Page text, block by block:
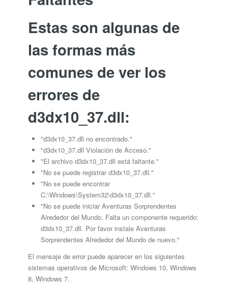
Estas son algunas de
las formas más
comunes de ver los
errores de
d3dx10_37.dll:
"d3dx10_37.dll no encontrado."
"d3dx10_37.dll Violación de Acceso."
"El archivo d3dx10_37.dll está faltante."
"No se puede registrar d3dx10_37.dll."
"No se puede encontrar
C:\Windows\System32\d3dx10_37.dll."
"No se puede iniciar Aventuras Sorprendentes
Alrededor del Mundo. Falta un componente requerido:
d3dx10_37.dll. Por favor instale Aventuras
Sorprendentes Alrededor del Mundo de nuevo."
El mensaje de error puede aparecer en los siguientes
sistemas operativos de Microsoft: Windows 10, Windows
8, Windows 7.